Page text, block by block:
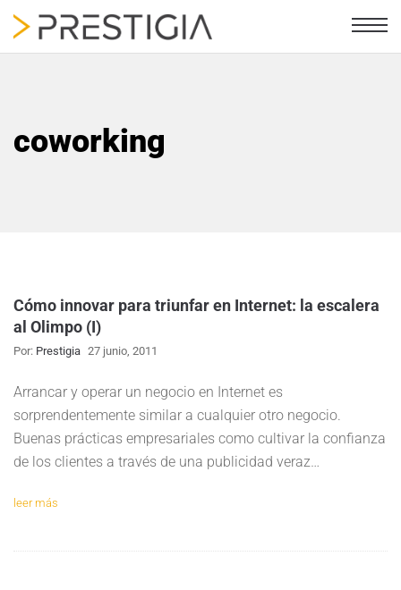
coworking
Cómo innovar para triunfar en Internet: la escalera
al Olimpo (I)
Por: Prestigia 27 junio, 2011
Arrancar y operar un negocio en Internet es
sorprendentemente similar a cualquier otro negocio.
Buenas prácticas empresariales como cultivar la confianza
de los clientes a través de una publicidad veraz…
leer más